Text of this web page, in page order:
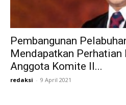
Pembangunan
Mendapatkan Perhatian
Anggota Komite II...
redaksi - 9 April 2021